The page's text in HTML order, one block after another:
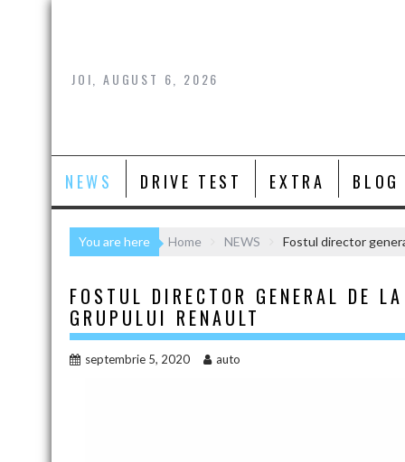
Skip
JOI, AUGUST 6, 2026
NEWS DRIVE TEST EXTRA BLOG
You are here Home NEWS Fostul director
FOSTUL DIRECTOR GENERAL DE
GRUPULUI RENAULT
septembrie 5, 2020 auto